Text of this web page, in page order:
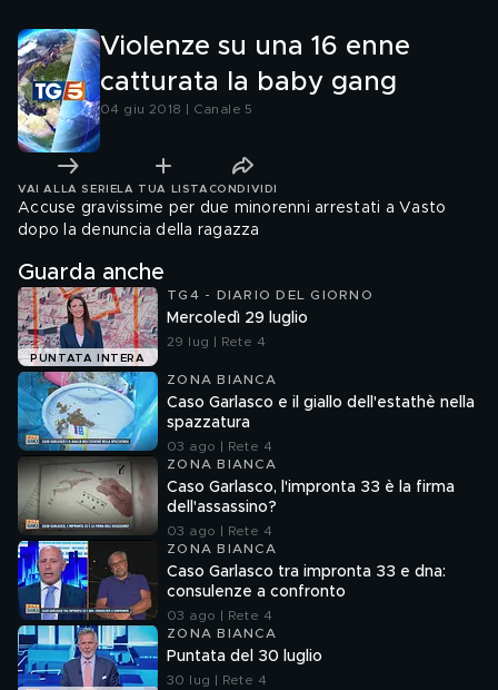
Violenze su una 16 enne
catturata la baby gang
04 giu 2018 | Canale 5
VAI ALLA SERIE LA TUA LISTA CONDIVIDI
Accuse gravissime per due minorenni arrestati a Vasto
dopo la denuncia della ragazza
Guarda anche
PUNTATA INTERA
TG4 - DIARIO DEL GIORNO
Mercoledì 29 luglio
29 lug | Rete 4
ZONA BIANCA
Caso Garlasco e il giallo dell'estathè nella
spazzatura
03 ago | Rete 4
ZONA BIANCA
Caso Garlasco, l'impronta 33 è la firma
dell'assassino?
03 ago | Rete 4
ZONA BIANCA
Caso Garlasco tra impronta 33 e dna:
consulenze a confronto
03 ago | Rete 4
ZONA BIANCA
Puntata del 30 luglio
30 lug | Rete 4